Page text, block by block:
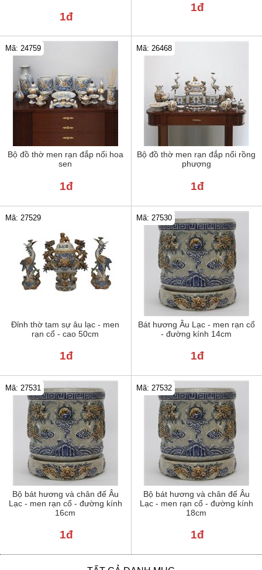
1đ
1đ
Bộ đồ thờ men rạn đắp nổi hoa
sen
Mã: 24759
1đ
Bộ đồ thờ men rạn đắp nổi rồng
phượng
Mã: 26468
1đ
Đỉnh thờ tam sự âu lạc - men
rạn cổ - cao 50cm
Mã: 27529
1đ
Bát hương Âu Lạc - men rạn cổ
- đường kính 14cm
Mã: 27530
1đ
Bộ bát hương và chân đế Âu
Lạc - men rạn cổ - đường kính
16cm
Mã: 27531
1đ
Bộ bát hương và chân đế Âu
Lạc - men rạn cổ - đường kính
18cm
Mã: 27532
1đ